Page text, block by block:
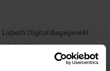
Lisbeth Digital Bagasjevekt
134 NOKved 500 stk.